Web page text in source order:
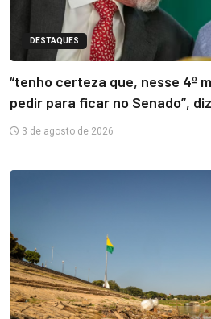
DESTAQUES
“tenho certeza que, nesse 4º
pedir para ficar no Senado”,
3 de agosto de 2026